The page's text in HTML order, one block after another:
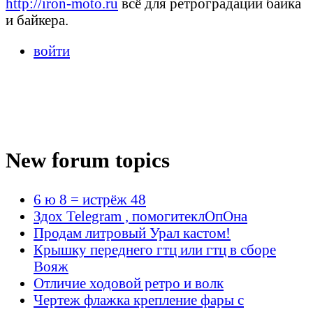
и байкера.
войти
New forum topics
6 ю 8 = истрёж 48
Здох Telegram , помогитеклОпОна
Продам литровый Урал кастом!
Крышку переднего гтц или гтц в сборе
Вояж
Отличие ходовой ретро и волк
Чертеж флажка крепление фары с